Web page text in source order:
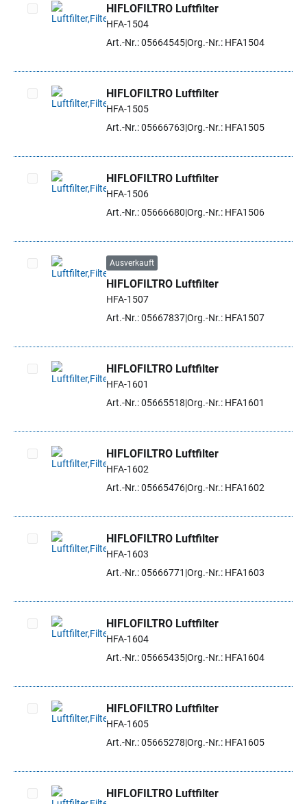
Artikel auswählen
HIFLOFILTRO Luftfilter
HFA-1504
Art.-Nr.: 05664545Org.-Nr.: HFA1504
Artikel auswählen
HIFLOFILTRO Luftfilter
HFA-1505
Art.-Nr.: 05666763 Org.-Nr.: HFA1505
Artikel auswählen
HIFLOFILTRO Luftfilter
HFA-1506
Art.-Nr.: 05666680 Org.-Nr.: HFA1506
Artikel auswählen
Ausverkauft
HIFLOFILTRO Luftfilter
HFA-1507
Art.-Nr.: 05667837Org.-Nr.: HFA1507
Artikel auswählen
HIFLOFILTRO Luftfilter
HFA-1601
Art.-Nr.: 05665518 Org.-Nr.: HFA1601
Artikel auswählen
HIFLOFILTRO Luftfilter
HFA-1602
Art.-Nr.: 05665476Org.-Nr.: HFA1602
Artikel auswählen
HIFLOFILTRO Luftfilter
HFA-1603
Art.-Nr.: 05666771 Org.-Nr.: HFA1603
Artikel auswählen
HIFLOFILTRO Luftfilter
HFA-1604
Art.-Nr.: 05665435Org.-Nr.: HFA1604
Artikel auswählen
HIFLOFILTRO Luftfilter
HFA-1605
Art.-Nr.: 05665278 Org.-Nr.: HFA1605
HIFLOFILTRO Luftfilter